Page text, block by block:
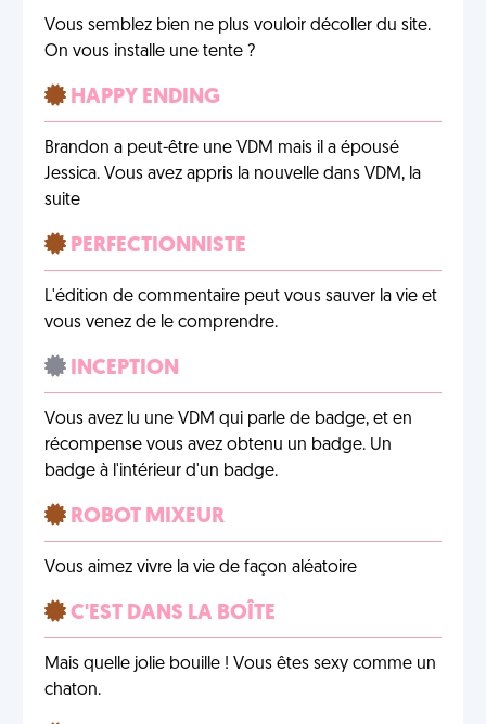
Vous semblez bien ne plus vouloir décoller du site.
On vous installe une tente ?
HAPPY ENDING
Brandon a peut-être une VDM mais il a épousé
Jessica. Vous avez appris la nouvelle dans VDM, la
suite
PERFECTIONNISTE
L'édition de commentaire peut vous sauver la vie et
vous venez de le comprendre.
INCEPTION
Vous avez lu une VDM qui parle de badge, et en
récompense vous avez obtenu un badge. Un
badge à l'intérieur d'un badge.
ROBOT MIXEUR
Vous aimez vivre la vie de façon aléatoire
C'EST DANS LA BOÎTE
Mais quelle jolie bouille ! Vous êtes sexy comme un
chaton.